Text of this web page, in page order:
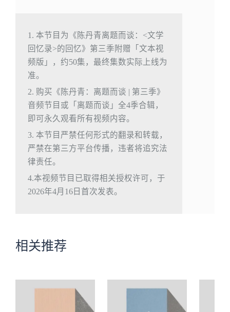
1. 本节目为《陈丹青离题而谈：<文学
回忆录>的回忆》第三季附赠「文本视
频版」，约50集，最终集数实际上线为
准。
2. 购买《陈丹青：离题而谈 | 第三季》
音频节目或「离题而谈」全4季合辑，
即可永久观看所有视频内容。
3. 本节目严禁任何形式的翻录和转载，
严禁在第三方平台传播，违者将追究法
律责任。
4.本视频节目已取得相关授权许可，于
2026年4月16日首次发表。
相关推荐